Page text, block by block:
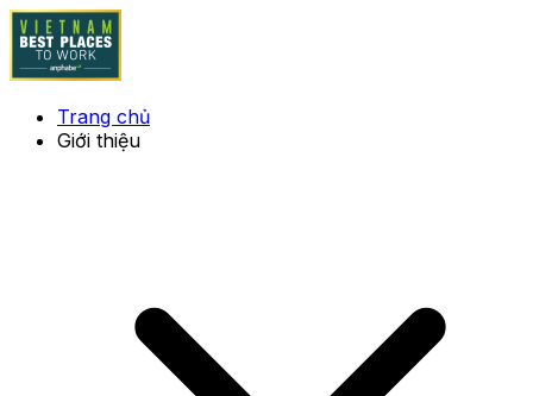
Trang chủ
Giới thiệu